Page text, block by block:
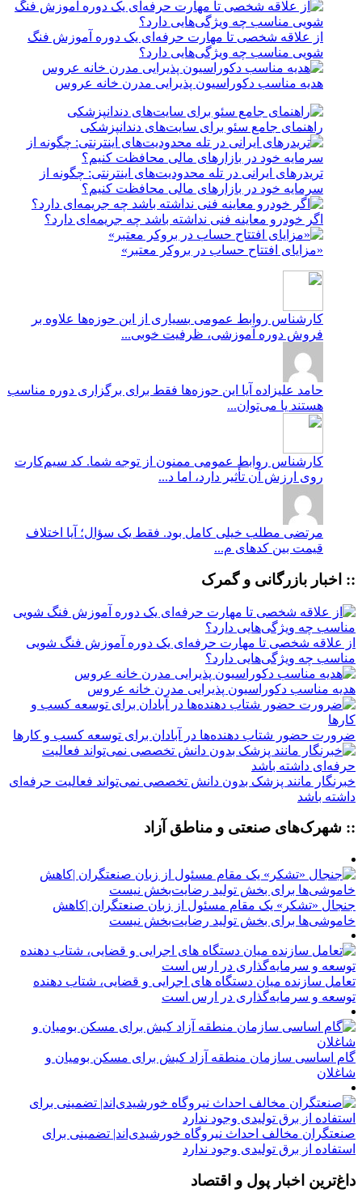
از علاقه شخصی تا مهارت حرفه‌ای یک دوره آموزش فنگ
شویی مناسب چه ویژگی‌هایی دارد؟
هدیه مناسب دکوراسیون پذیرایی مدرن خانه عروس
راهنمای جامع سئو برای سایت‌های دندانپزشکی
تریدرهای ایرانی در تله محدودیت‌های اینترنتی: چگونه از
سرمایه خود در بازارهای مالی محافظت کنیم؟
اگر خودرو معاینه فنی نداشته باشد چه جریمه‌ای دارد؟
«مزایای افتتاح حساب در بروکر معتبر»
کارشناس روابط عمومی بسیاری از این حوزه‌ها علاوه بر
فروش دوره آموزشی، ظرفیت خوبی...
حامد علیزاده آیا این حوزه‌ها فقط برای برگزاری دوره مناسب
هستند یا می‌توان...
کارشناس روابط عمومی ممنون از توجه شما. کد سیم‌کارت
روی ارزش آن تأثیر دارد، اما د...
مرتضی مطلب خیلی کامل بود. فقط یک سؤال؛ آیا اختلاف
قیمت بین کدهای م...
:: اخبار بازرگانی و گمرک
از علاقه شخصی تا مهارت حرفه‌ای یک دوره آموزش فنگ شویی
مناسب چه ویژگی‌هایی دارد؟
هدیه مناسب دکوراسیون پذیرایی مدرن خانه عروس
ضرورت حضور شتاب ‌دهنده‌ها در آبادان برای توسعه کسب‌ و کارها
خبرنگار مانند پزشک بدون دانش تخصصی نمی‌تواند فعالیت حرفه‌ای
داشته باشد
:: شهرک‌های صنعتی و مناطق آزاد
جنجال «تشکر» یک مقام مسئول از زبان صنعتگران |کاهش
خاموشی‌ها برای بخش تولید رضایت‌بخش نیست
تعامل سازنده میان دستگاه‌ های اجرایی و قضایی، شتاب‌ دهنده
توسعه و سرمایه‌گذاری در ارس است
گام اساسی سازمان منطقه آزاد کیش برای مسکن بومیان و
شاغلان
صنعتگران مخالف احداث نیروگاه خورشیدی‌اند| تضمینی برای
استفاده از برق تولیدی وجود ندارد
داغ‌ترین اخبار پول و اقتصاد